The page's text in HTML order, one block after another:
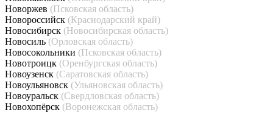
Новоржев (Псковская область)
Новороссийск (Краснодарский край)
Новосибирск (Новосибирская область)
Новосиль (Орловская область)
Новосокольники (Псковская область)
Новотроицк (Оренбургская область)
Новоузенск (Саратовская область)
Новоульяновск (Ульяновская область)
Новоуральск (Свердловская область)
Новохопёрск (Воронежская область)